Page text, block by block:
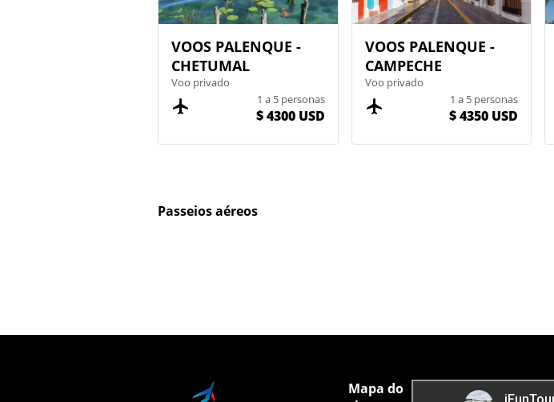
VOOS PALENQUE -
CHETUMAL
Voo privado
1 a 5 personas
$ 4300 USD
VOOS PALENQUE -
CAMPECHE
Voo privado
1 a 5 personas
$ 4350 USD
Passeios aéreos
Mapa do